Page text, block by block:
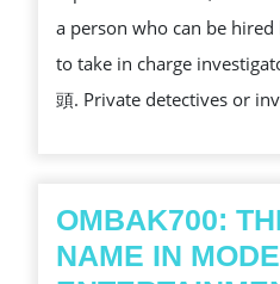
A
a person who can be
to take in charge
頭. Private detectives or
OMBAK700:
NAME IN